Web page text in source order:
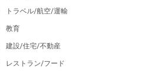
トラベル/航空/運輸
教育
建設/住宅/不動産
レストラン/フード